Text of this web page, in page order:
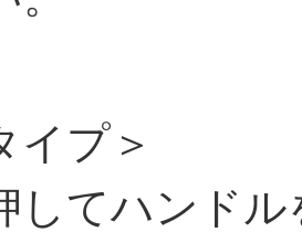
イプ＞
してハンド